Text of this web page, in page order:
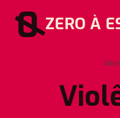
para
ZERO À